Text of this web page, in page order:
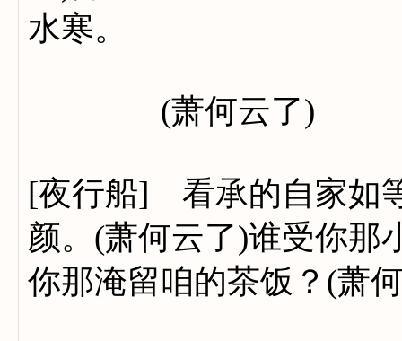
水寒。
(萧何云了)
[夜行船] 看承的自家如
颜。(萧何云了)谁受你那
你那淹留咱的茶饭？(萧